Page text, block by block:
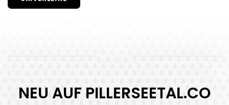
NEU AUF PILLERSEETAL.CO